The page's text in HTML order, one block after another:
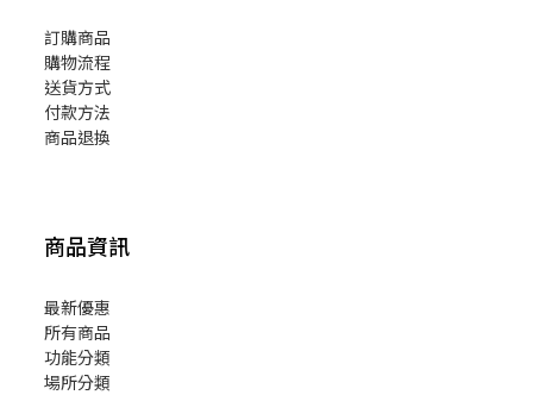
訂購商品
購物流程
送貨方式
付款方法
商品退換
商品資訊
最新優惠
所有商品
功能分類
場所分類